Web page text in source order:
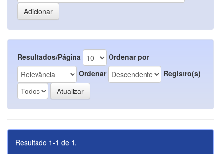
Resultados/Página
Ordenar por
Ordenar
Registro(s)
Resultado 1-1 de 1.